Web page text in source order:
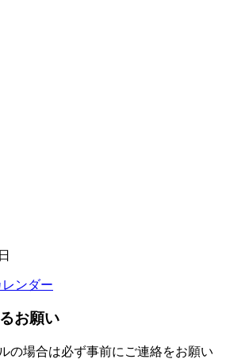
ンダー
お願い
の場合は必ず事前にご連絡をお願い